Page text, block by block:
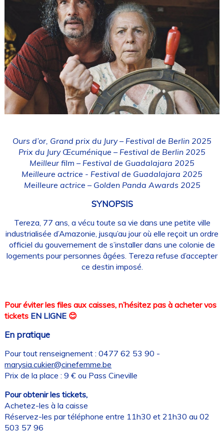
Ours d’or, Grand prix du Jury – Festival de Berlin 2025
Prix du Jury Œcuménique – Festival de Berlin 2025
Meilleur film – Festival de Guadalajara 2025
Meilleure actrice - Festival de Guadalajara 2025
Meilleure actrice – Golden Panda Awards 2025
SYNOPSIS
Tereza, 77 ans, a vécu toute sa vie dans une petite ville
industrialisée d’Amazonie, jusqu’au jour où elle reçoit un ordre
officiel du gouvernement de s’installer dans une colonie de
logements pour personnes âgées. Tereza refuse d’accepter
ce destin imposé.
Pour éviter les files aux caisses, n’hésitez pas à acheter vos
tickets EN LIGNE 😊
En pratique
Pour tout renseignement : 0477 62 53 90 -
marysia.cukier@cinefemme.be
Prix de la place : 9 € ou Pass Cineville
Pour obtenir les tickets,
Achetez-les à la caisse
Réservez-les par téléphone entre 11h30 et 21h30 au 02
503 57 96